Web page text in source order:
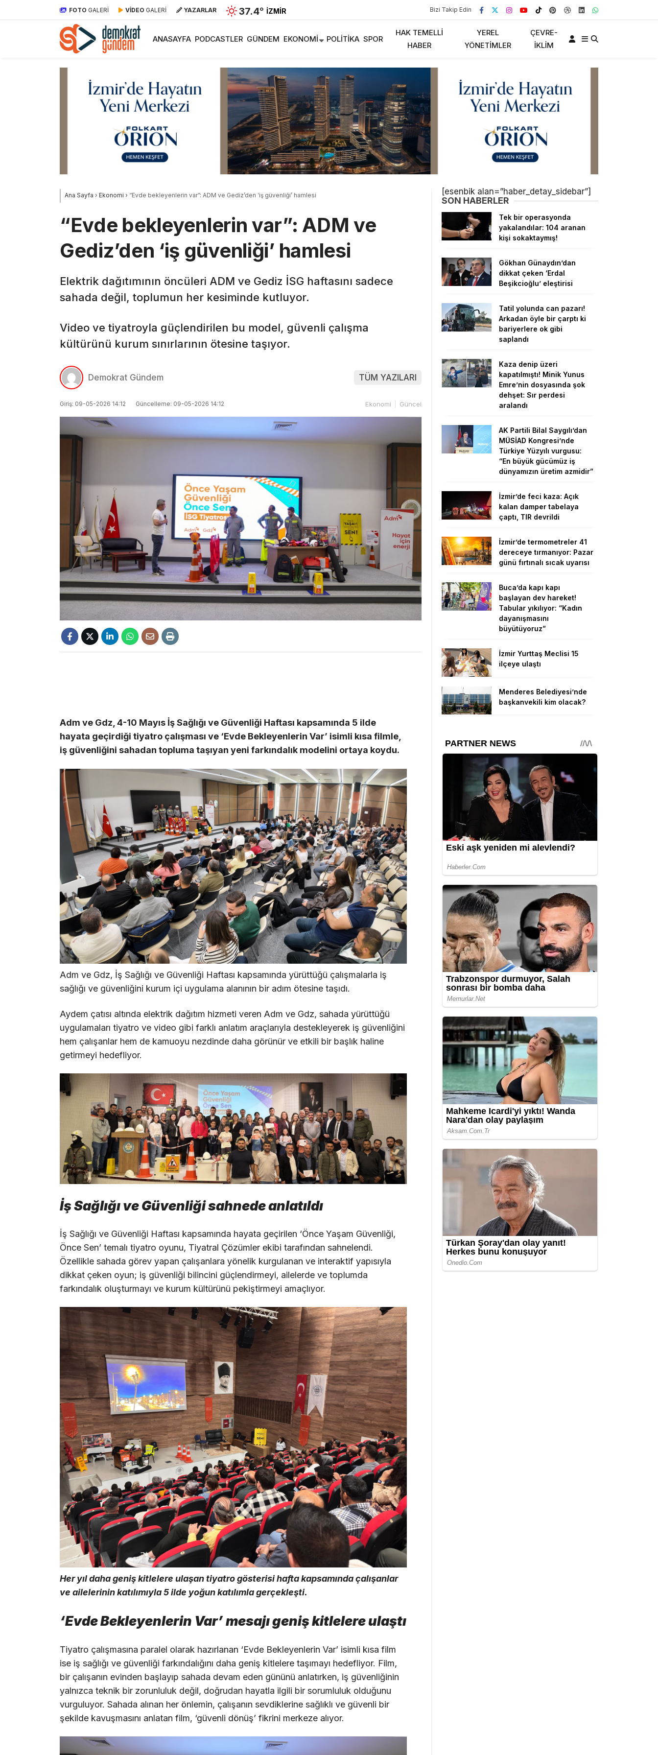
FOTO GALERİ VİDEO GALERİ YAZARLAR 37.4° İZMIR Bizi Takip Edin
ANASAYFA PODCASTLER GÜNDEM EKONOMI POLITIKA SPOR
HAK TEMELLI
HABER
YEREL
YÖNETIMLER
ÇEVRE-
İKLIM
Ana Sayfa › Ekonomi › “Evde bekleyenlerin var”: ADM ve Gediz’den ‘iş güvenliği’ hamlesi
“Evde bekleyenlerin var”: ADM ve
Gediz’den ‘iş güvenliği’ hamlesi
Elektrik dağıtımının öncüleri ADM ve Gediz İSG haftasını sadece
sahada değil, toplumun her kesiminde kutluyor.
Video ve tiyatroyla güçlendirilen bu model, güvenli çalışma
kültürünü kurum sınırlarının ötesine taşıyor.
Demokrat Gündem TÜM YAZILARI
Giriş: 09-05-2026 14:12 Güncelleme: 09-05-2026 14:12 Ekonomi Güncel
Adm ve Gdz, 4-10 Mayıs İş Sağlığı ve Güvenliği Haftası kapsamında 5 ilde
hayata geçirdiği tiyatro çalışması ve ‘Evde Bekleyenlerin Var’ isimli kısa filmle,
iş güvenliğini sahadan topluma taşıyan yeni farkındalık modelini ortaya koydu.
Adm ve Gdz, İş Sağlığı ve Güvenliği Haftası kapsamında yürüttüğü çalışmalarla iş
sağlığı ve güvenliğini kurum içi uygulama alanının bir adım ötesine taşıdı.
Aydem çatısı altında elektrik dağıtım hizmeti veren Adm ve Gdz, sahada yürüttüğü
uygulamaları tiyatro ve video gibi farklı anlatım araçlarıyla destekleyerek iş güvenliğini
hem çalışanlar hem de kamuoyu nezdinde daha görünür ve etkili bir başlık haline
getirmeyi hedefliyor.
İş Sağlığı ve Güvenliği sahnede anlatıldı
İş Sağlığı ve Güvenliği Haftası kapsamında hayata geçirilen ‘Önce Yaşam Güvenliği,
Önce Sen’ temalı tiyatro oyunu, Tiyatral Çözümler ekibi tarafından sahnelendi.
Özellikle sahada görev yapan çalışanlara yönelik kurgulanan ve interaktif yapısıyla
dikkat çeken oyun; iş güvenliği bilincini güçlendirmeyi, ailelerde ve toplumda
farkındalık oluşturmayı ve kurum kültürünü pekiştirmeyi amaçlıyor.
Her yıl daha geniş kitlelere ulaşan tiyatro gösterisi hafta kapsamında çalışanlar
ve ailelerinin katılımıyla 5 ilde yoğun katılımla gerçekleşti.
‘Evde Bekleyenlerin Var’ mesajı geniş kitlelere ulaştı
Tiyatro çalışmasına paralel olarak hazırlanan ‘Evde Bekleyenlerin Var’ isimli kısa film
ise iş sağlığı ve güvenliği farkındalığını daha geniş kitlelere taşımayı hedefliyor. Film,
bir çalışanın evinden başlayıp sahada devam eden gününü anlatırken, iş güvenliğinin
yalnızca teknik bir zorunluluk değil, doğrudan hayatla ilgili bir sorumluluk olduğunu
vurguluyor. Sahada alınan her önlemin, çalışanın sevdiklerine sağlıklı ve güvenli bir
şekilde kavuşmasını anlatan film, ‘güvenli dönüş’ fikrini merkeze alıyor.
[esenbik alan=”haber_detay_sidebar”]
SON HABERLER
Tek bir operasyonda
yakalandılar: 104 aranan
kişi sokaktaymış!
Gökhan Günaydın’dan
dikkat çeken ‘Erdal
Beşikcioğlu’ eleştirisi
Tatil yolunda can pazarı!
Arkadan öyle bir çarptı ki
bariyerlere ok gibi
saplandı
Kaza denip üzeri
kapatılmıştı! Minik Yunus
Emre’nin dosyasında şok
dehşet: Sır perdesi
aralandı
AK Partili Bilal Saygılı’dan
MÜSİAD Kongresi’nde
Türkiye Yüzyılı vurgusu:
“En büyük gücümüz iş
dünyamızın üretim azmidir”
İzmir’de feci kaza: Açık
kalan damper tabelaya
çaptı, TIR devrildi
İzmir’de termometreler 41
dereceye tırmanıyor: Pazar
günü fırtınalı sıcak uyarısı
Buca’da kapı kapı
başlayan dev hareket!
Tabular yıkılıyor: “Kadın
dayanışmasını
büyütüyoruz”
İzmir Yurttaş Meclisi 15
ilçeye ulaştı
Menderes Belediyesi’nde
başkanvekili kim olacak?